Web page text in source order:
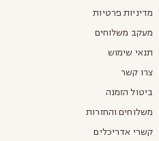
מדיניות פרטיות
מעקב משלוחים
תנאי שימוש
צרו קשר
ביטול הזמנה
משלוחים והחזרות
קשרי אדריכלים